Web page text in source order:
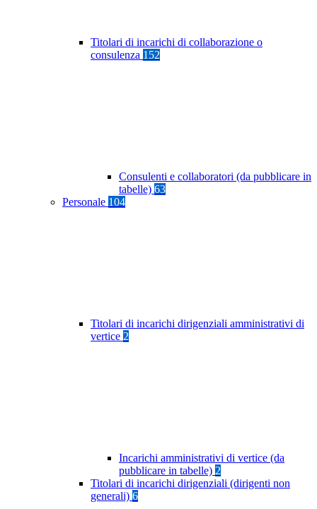
Titolari di incarichi di collaborazione o
consulenza 152
Consulenti e collaboratori (da pubblicare in
tabelle) 63
Personale 104
Titolari di incarichi dirigenziali amministrativi di
vertice 2
Incarichi amministrativi di vertice (da
pubblicare in tabelle) 2
Titolari di incarichi dirigenziali (dirigenti non
generali) 6